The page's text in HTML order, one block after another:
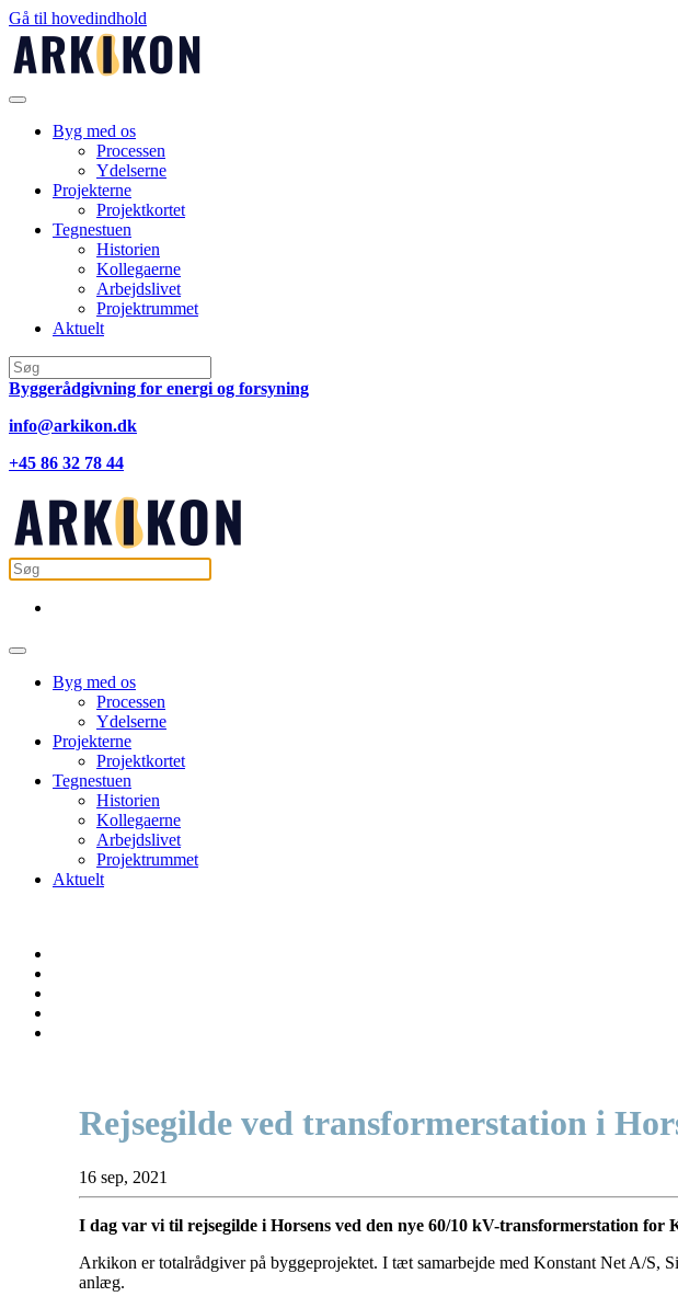
Gå til hovedindhold
Byg med os
Processen
Ydelserne
Projekterne
Projektkortet
Tegnestuen
Historien
Kollegaerne
Arbejdslivet
Projektrummet
Aktuelt
Byggerådgivning for energi og forsyning
info@arkikon.dk
+45 86 32 78 44
Byg med os
Processen
Ydelserne
Projekterne
Projektkortet
Tegnestuen
Historien
Kollegaerne
Arbejdslivet
Projektrummet
Aktuelt
Rejsegilde ved transformerstation i
16 sep, 2021
I dag var vi til rejsegilde i Horsens ved den nye 60/10 kV-transformerstation for
Arkikon er totalrådgiver på byggeprojektet. I tæt samarbejde med Konstant Net A/S,
anlæg.